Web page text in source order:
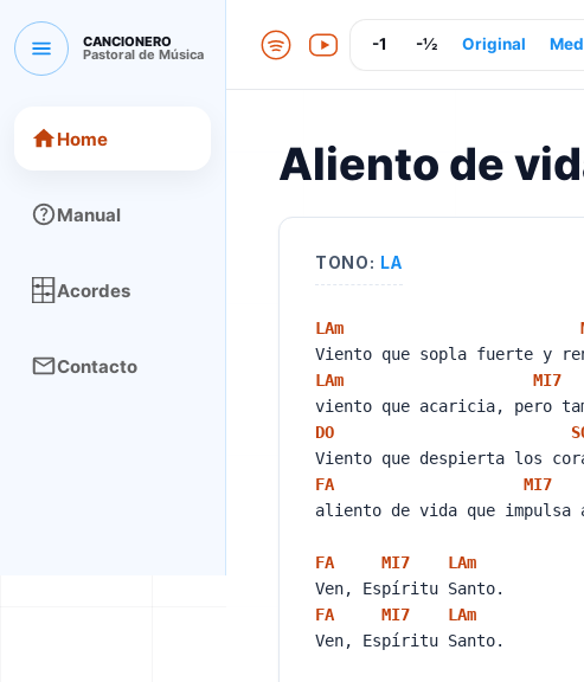
CANCIONERO
Pastoral de Música
CANCIONERO Pastoral de Música
Home
Manual
Acordes
Contacto
-1 -½ Original
Aliento de
TONO: LA
LAm
Viento que sopla fuerte y
LAm MI7
viento que acaricia, pero
DO
Viento que despierta los
FA
MI7
aliento de vida que
FA MI7 LAm
Ven, Espíritu Santo.
FA
MI7 LAm
Ven, Espíritu Santo.